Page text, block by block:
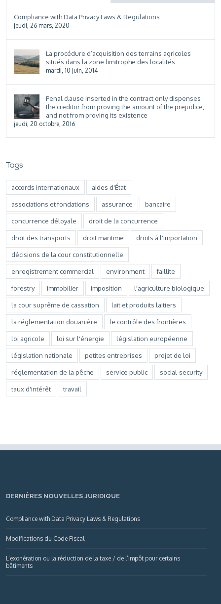
Compliance with Data Privacy Laws & Regulations
jeudi, 26 mars, 2020
La procédure d’acquisition des terrains agricoles
situés dans la zone limitrophe des localités
mardi, 10 juin, 2014
Penal clause inserted in the contract only dispenses
the creditor from proving the amount of the prejudice,
and not from proving its existence
jeudi, 20 octobre, 2016
Tags
accords internationaux aides d'État
associations et fondations assurance bancaire
concurrence déloyale droit de la concurrence
droit des transports droit maritime droits à l'importation
décisions de la cour constitutionnelle
enregistrement commercial environment faillite
forestry immobilier imposition l'agriculture biologique
la cour suprême de cassation lait et produits laitiers
la réglementation douanière le contrôle des frontières
loi agricole loi sur l'énergie législation européenne
législation nationale petites entreprises projet de loi
réglementation de la pêche service public social-security
taux d'intérêt travail
DERNIÈRES NOUVELLES JURIDIQUE
Compliance with Data Privacy Laws & Regulations
Modifications du Code Fiscal
L’exonération ou la réduction de la taxe / de l’impôt pour certains
bâtiments